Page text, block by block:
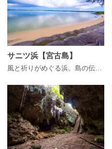
サニツ浜【宮古島】